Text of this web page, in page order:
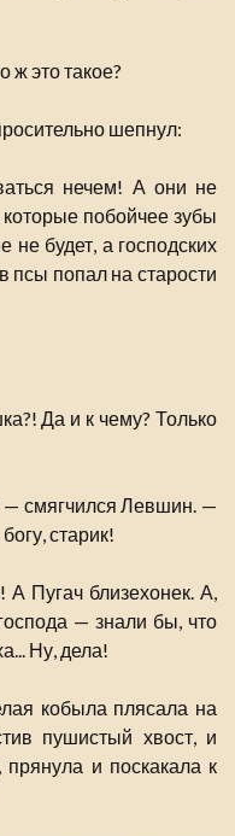
ж это такое?
шепнул:
нечем! А они не
побойчее зубы
не будет, а господских
псы попал на старости
Да и к чему? Только
— смягчился Левшин. —
старик!
Пугач близехонек. А,
— знали бы, что
Ну, дела!
кобыла плясала на
пушистый хвост, и
прянула и поскакала к